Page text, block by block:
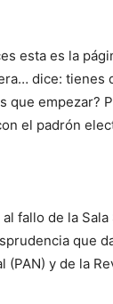
esta es la
dice: tienes
que empezar?
el padrón
al fallo de la
que
(PAN) y de la